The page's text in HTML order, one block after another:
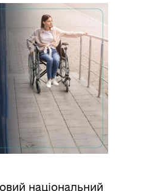
національний